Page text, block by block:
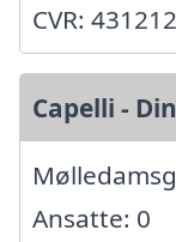
CVR:
Capelli -
Ansatte: 0